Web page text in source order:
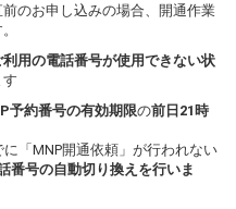
のお申し込みの場合、開通作業
用の電話番号が使用できない状
予約番号の有効期限の前日21時
「MNP開通依頼」が行われない
番号の自動切り換えを行いま